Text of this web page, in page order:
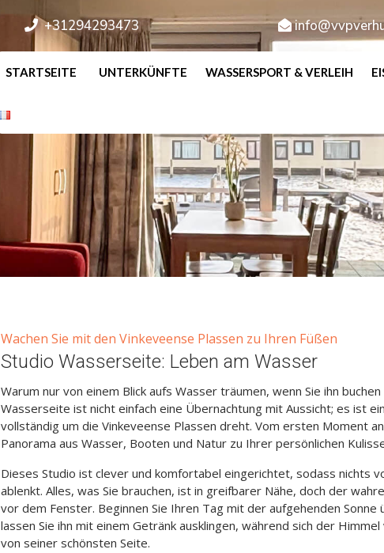
+31294293473
STARTSEITE UNTERKÜNFTE WASSERSPORT & VERLEIH
Wachen Sie mit den Vinkeveense Plassen zu Ihren Füßen
Studio Wasserseite: Leben am Wasser
Warum nur von einem Blick aufs Wasser träumen, wenn Sie ihn
Wasserseite ist nicht einfach eine Übernachtung mit Aussicht; es ist
vollständig um die Vinkeveense Plassen dreht. Vom ersten Moment
Panorama aus Wasser, Booten und Natur zu Ihrer persönlichen
Dieses Studio ist clever und komfortabel eingerichtet, sodass nichts
ablenkt. Alles, was Sie brauchen, ist in greifbarer Nähe, doch der
vor dem Fenster. Beginnen Sie Ihren Tag mit der aufgehenden Sonne
lassen Sie ihn mit einem Getränk ausklingen, während sich der
von seiner schönsten Seite.